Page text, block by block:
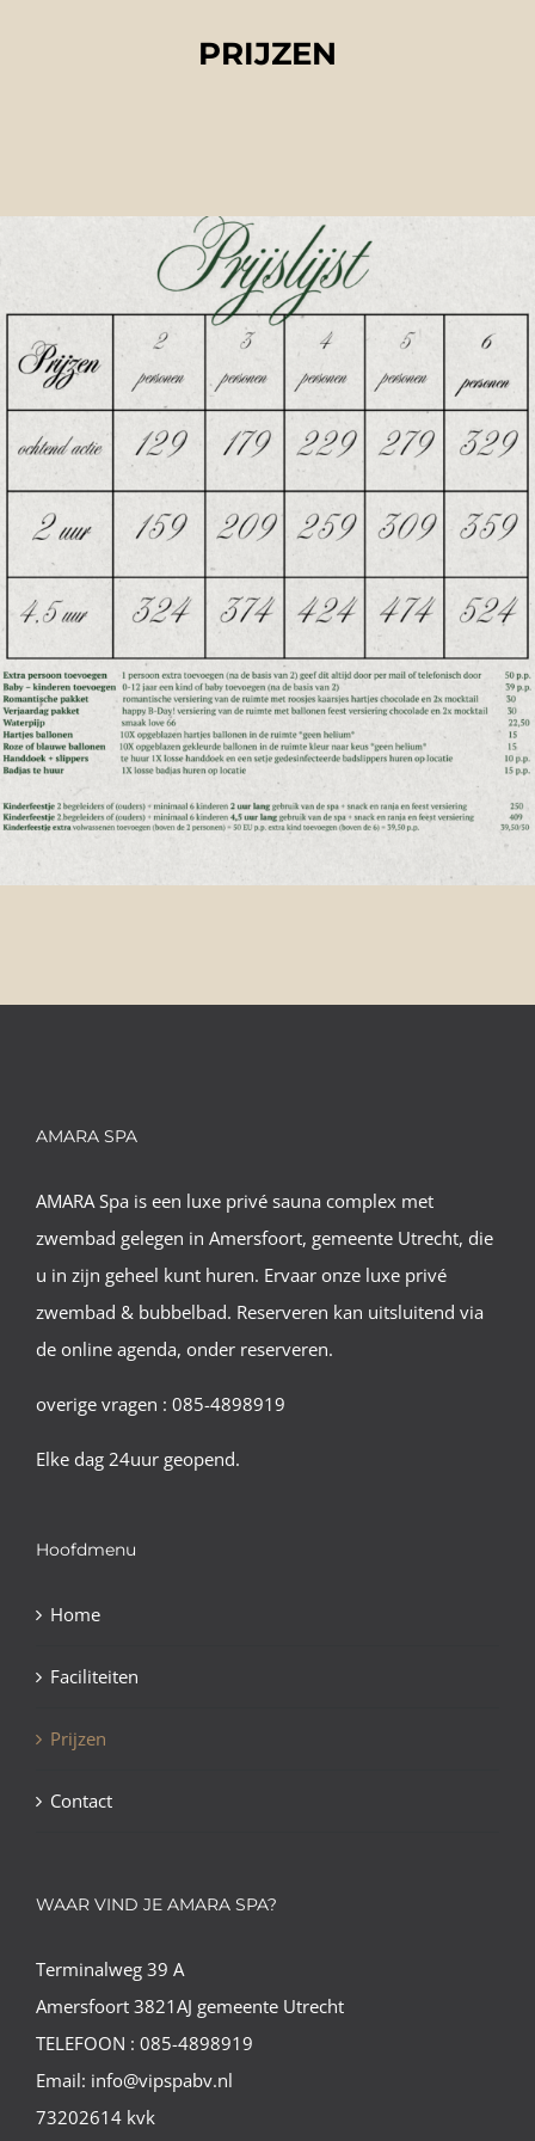
Giftcard
CONTACT
PRIJZEN
AMARA SPA
AMARA Spa is een luxe privé sauna complex met
zwembad gelegen in Amersfoort, gemeente Utrecht, die
u in zijn geheel kunt huren. Ervaar onze luxe privé
zwembad & bubbelbad. Reserveren kan uitsluitend via
de online agenda, onder reserveren.
overige vragen : 085-4898919
Elke dag 24uur geopend.
Hoofdmenu
Home
Faciliteiten
Prijzen
Contact
WAAR VIND JE AMARA SPA?
Terminalweg 39 A
Amersfoort 3821AJ gemeente Utrecht
TELEFOON : 085-4898919
Email: info@vipspabv.nl
73202614 kvk